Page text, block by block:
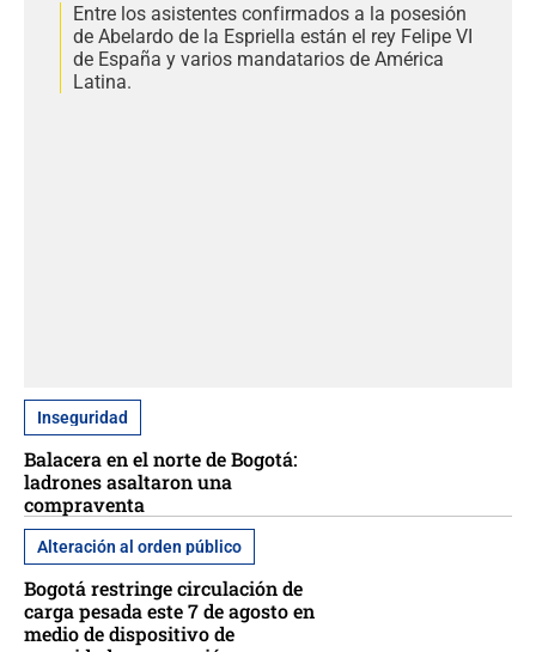
Entre los asistentes confirmados a la posesión
de Abelardo de la Espriella están el rey Felipe VI
de España y varios mandatarios de América
Latina.
Inseguridad
Balacera en el norte de Bogotá:
ladrones asaltaron una
compraventa
Alteración al orden público
Bogotá restringe circulación de
carga pesada este 7 de agosto en
medio de dispositivo de